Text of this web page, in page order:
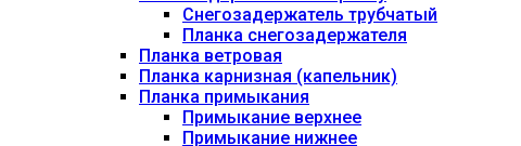
Снегозадержатель трубчатый
Планка снегозадержателя
Планка ветровая
Планка карнизная (капельник)
Планка примыкания
Примыкание верхнее
Примыкание нижнее